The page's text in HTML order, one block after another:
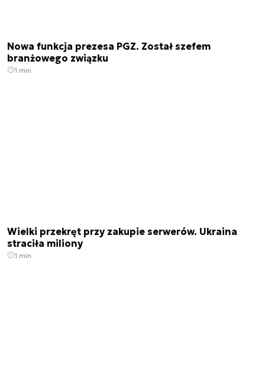
Nowa funkcja prezesa PGZ. Został szefem
branżowego związku
1 min.
Wielki przekręt przy zakupie serwerów. Ukraina
straciła miliony
1 min.